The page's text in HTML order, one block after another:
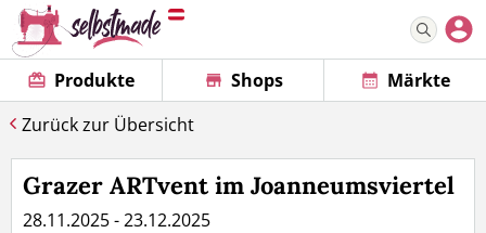
Produkte Shops
Märkte
Zurück zur Übersicht
Grazer ARTvent im Joanneumsviertel
28.11.2025 - 23.12.2025